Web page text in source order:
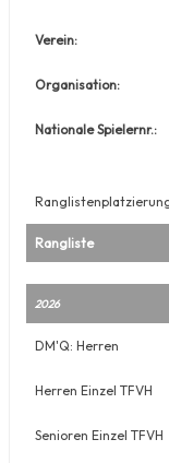
Verein:
Organisation:
Nationale Spielernr.:
Rangliste
2026
DM'Q: Herren
Herren Einzel TFVH
Senioren Einzel TFVH